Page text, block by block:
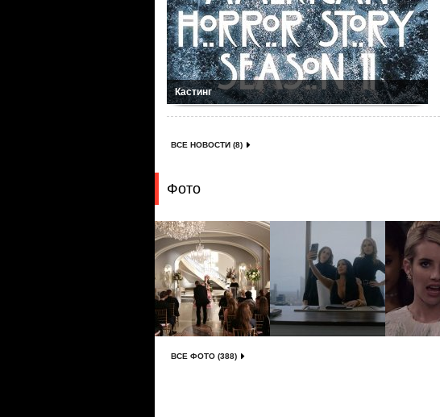
Кастинг
ВСЕ НОВОСТИ (8)
Фото
ВСЕ ФОТО (388)